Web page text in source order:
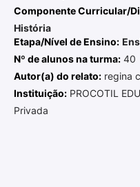
Componente Curricular/
História
Etapa/Nível de Ensino:
Nº de alunos na turma: 40
Autor(a) do relato: regina
Instituição: PROCOTIL
Privada